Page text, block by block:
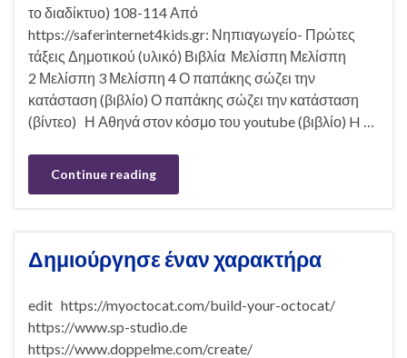
το διαδίκτυο) 108-114 Από
https://saferinternet4kids.gr: Νηπιαγωγείο- Πρώτες
τάξεις Δημοτικού (υλικό) Βιβλία Μελίσπη Μελίσπη
2 Μελίσπη 3 Μελίσπη 4 Ο παπάκης σώζει την
κατάσταση (βιβλίο) Ο παπάκης σώζει την κατάσταση
(βίντεο) Η Αθηνά στον κόσμο του youtube (βιβλίο) H …
Continue reading
Δημιούργησε έναν χαρακτήρα
edit https://myoctocat.com/build-your-octocat/
https://www.sp-studio.de
https://www.doppelme.com/create/